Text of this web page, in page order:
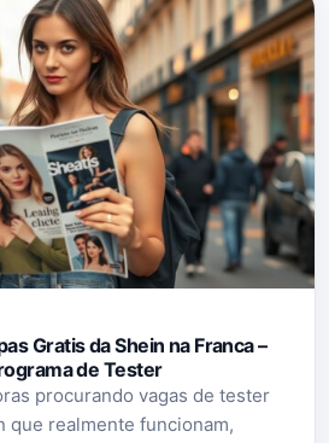
Gratis da Shein na Franca –
de Tester
procurando vagas de tester
que realmente funcionam,